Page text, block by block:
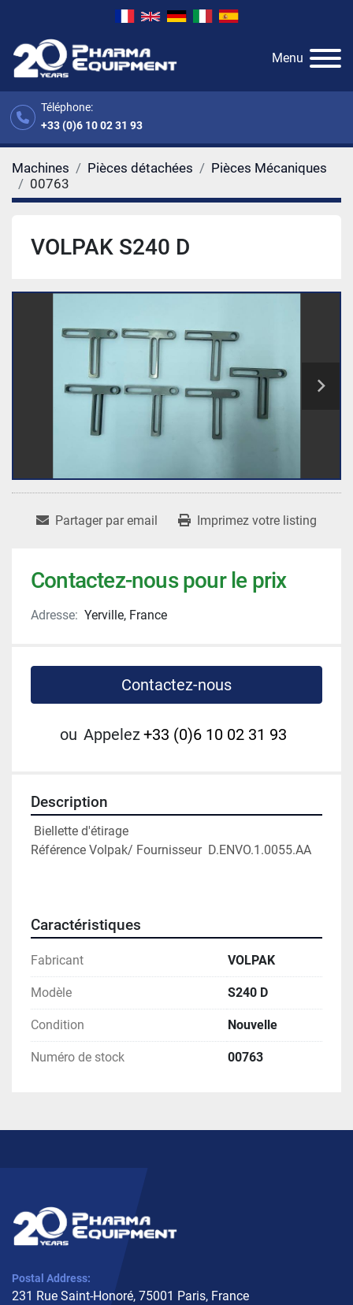
Téléphone:
+33 (0)6 10 02 31 93
Menu
Machines Pièces détachées
Pièces Mécaniques
00763
VOLPAK S240 D
Partager par email Imprimez votre listing
Contactez-nous pour le prix
Adresse: Yerville, France
Contactez-nous
ou Appelez+33 (0)6 10 02 31 93
Description
Biellette d'étirage
Référence Volpak/ Fournisseur  D.ENVO.1.0055.AA
Caractéristiques
Fabricant VOLPAK
Modèle S240 D
Condition Nouvelle
Numéro de stock 00763
Postal Address:
231 Rue Saint-Honoré, 75001 Paris, France